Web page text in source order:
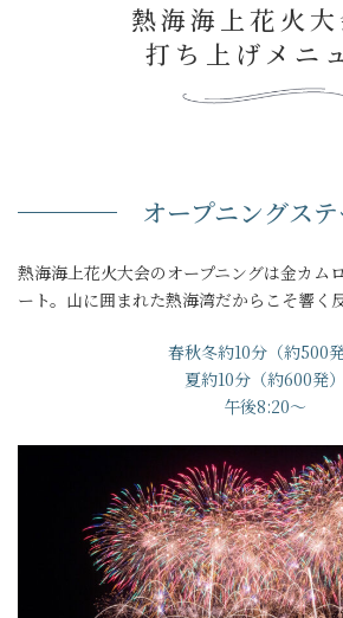
熱海海上花火大
打ち上げメニ
オープニングス
熱海海上花火大会のオープニングは金カム
ート。山に囲まれた熱海湾だからこそ響く
春秋冬約10分（約500発
夏約10分（約600発）
午後8:20～